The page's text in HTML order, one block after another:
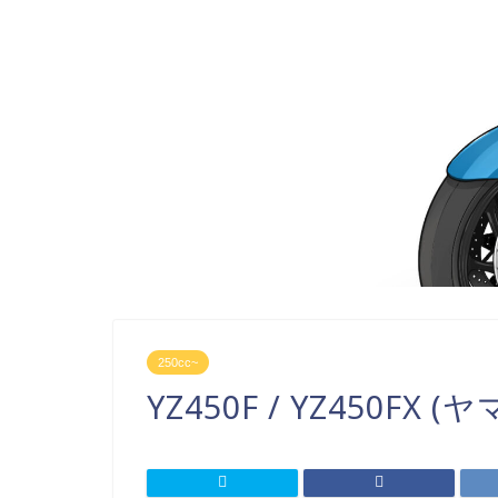
250cc~
YZ450F / YZ450FX (ヤ